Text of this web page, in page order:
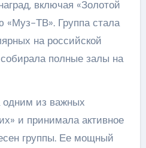
включая «Золотой
ТВ». Группа стала
на российской
полные залы на
из важных
и принимала активное
группы. Ее мощный